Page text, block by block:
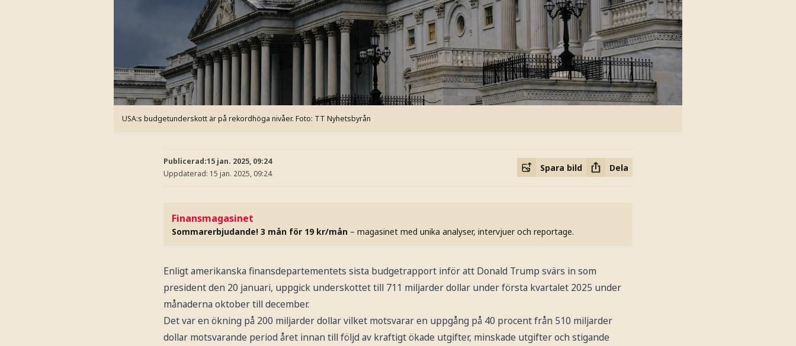
USA:s budgetunderskott är på rekordhöga nivåer. Foto: TT Nyhetsbyrån
Publicerad:15 jan. 2025, 09:24
Uppdaterad: 15 jan. 2025, 09:24
Spara bild Dela
Finansmagasinet
Sommarerbjudande! 3 mån för 19 kr/mån – magasinet med unika analyser, intervjuer och reportage.
Enligt amerikanska finansdepartementets sista budgetrapport inför att Donald Trump svärs in som
president den 20 januari, uppgick underskottet till 711 miljarder dollar under första kvartalet 2025 under
månaderna oktober till december.
Det var en ökning på 200 miljarder dollar vilket motsvarar en uppgång på 40 procent från 510 miljarder
dollar motsvarande period året innan till följd av kraftigt ökade utgifter, minskade utgifter och stigande